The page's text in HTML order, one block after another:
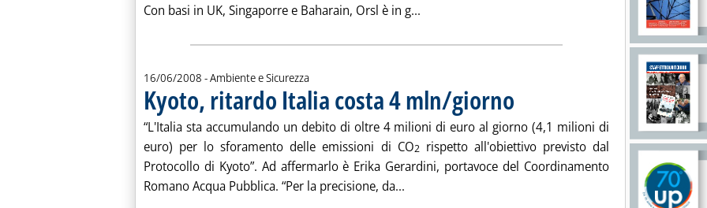
Con basi in UK, Singaporre e Baharain, Orsl è in g... Leggi tutta la notizia: 'A Milazzo il meeting
16/06/2008 - Ambiente e Sicurezza
Kyoto, ritardo Italia costa 4 mln/giorno . Pubblicata lunedì 16 giugno 2008 alle 15.18.
“L'Italia sta accumulando un debito di oltre 4 milioni di euro al giorno (4,1 milioni di
euro) per lo sforamento delle emissioni di CO2 rispetto all'obiettivo previsto dal
Protocollo di Kyoto”. Ad affermarlo è Erika Gerardini, portavoce del Coordinamento
Romano Acqua Pubblica. “Per la precisione, da... Leggi tutta la notizia: 'Kyoto, ritardo Italia costa 4